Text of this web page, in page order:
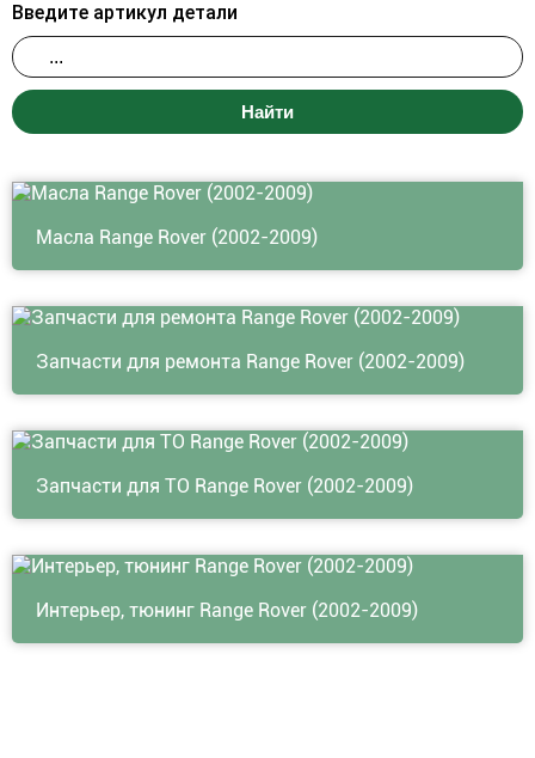
Введите артикул детали
Найти
Масла Range Rover (2002-2009)
Запчасти для ремонта Range Rover (2002-2009)
Запчасти для ТО Range Rover (2002-2009)
Интерьер, тюнинг Range Rover (2002-2009)